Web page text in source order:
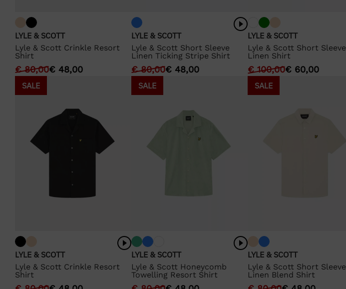
LYLE & SCOTT
Lyle & Scott Crinkle Resort
Shirt
€80,00€ 48,00
LYLE & SCOTT
Lyle & Scott Short Sleeve
Linen Ticking Stripe Shirt
€80,00€48,00
LYLE & SCOTT
Lyle & Scott Short Sleeve
Linen Shirt
€100,00€60,00
SALE
LYLE & SCOTT
Lyle & Scott Crinkle Resort
Shirt
SALE
LYLE & SCOTT
Lyle & Scott Honeycomb
Towelling Resort Shirt
SALE
LYLE & SCOTT
Lyle & Scott Short Sleeve
Linen Blend Shirt